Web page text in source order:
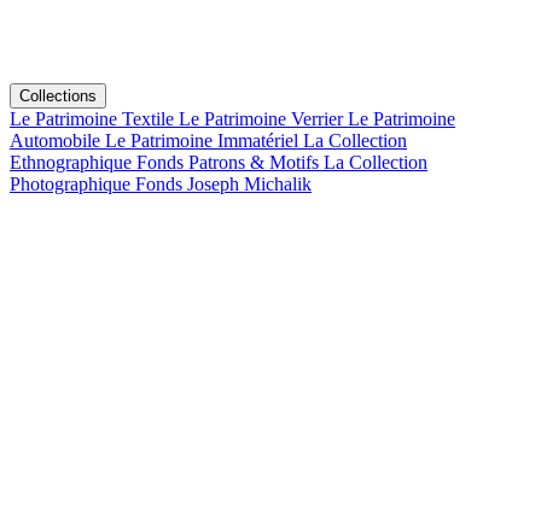
Collections
Le Patrimoine Textile Le Patrimoine VerrierLe Patrimoine
Automobile Le Patrimoine Immatériel La Collection
Ethnographique Fonds Patrons & Motifs La Collection
Photographique Fonds Joseph Michalik